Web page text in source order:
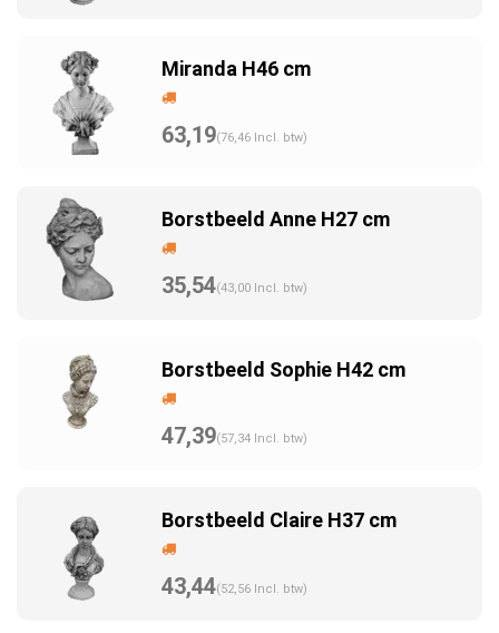
Miranda H46 cm
63,19(76,46 Incl. btw)
Borstbeeld Anne H27 cm
35,54(43,00 Incl. btw)
Borstbeeld Sophie H42 cm
47,39(57,34 Incl. btw)
Borstbeeld Claire H37 cm
43,44(52,56 Incl. btw)